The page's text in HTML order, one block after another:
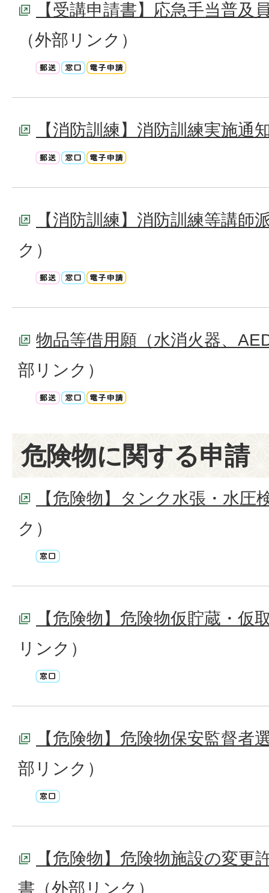
【受講申請書】応急手当普及
（外部リンク）
【消防訓練】消防訓練実施通
【消防訓練】消防訓練等講師
ク）
物品等借用願（水消火器、
部リンク）
危険物に関する申請
【危険物】タンク水張・水圧
ク）
【危険物】危険物仮貯蔵・仮
リンク）
【危険物】危険物保安監督者
部リンク）
【危険物】危険物施設の変更
書 （外部リンク）